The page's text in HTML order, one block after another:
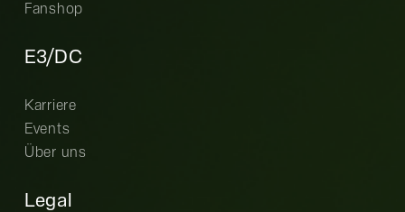
Fanshop
E3/DC
Karriere
Events
Über uns
Legal